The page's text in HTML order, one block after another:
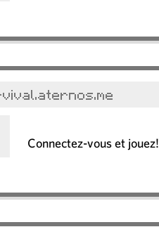
Connectez-vous et